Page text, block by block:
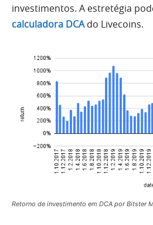
investimentos. A estretégia
calculadora DCAdo Livecoins.
Retorno de investimento em DCA por Bitster